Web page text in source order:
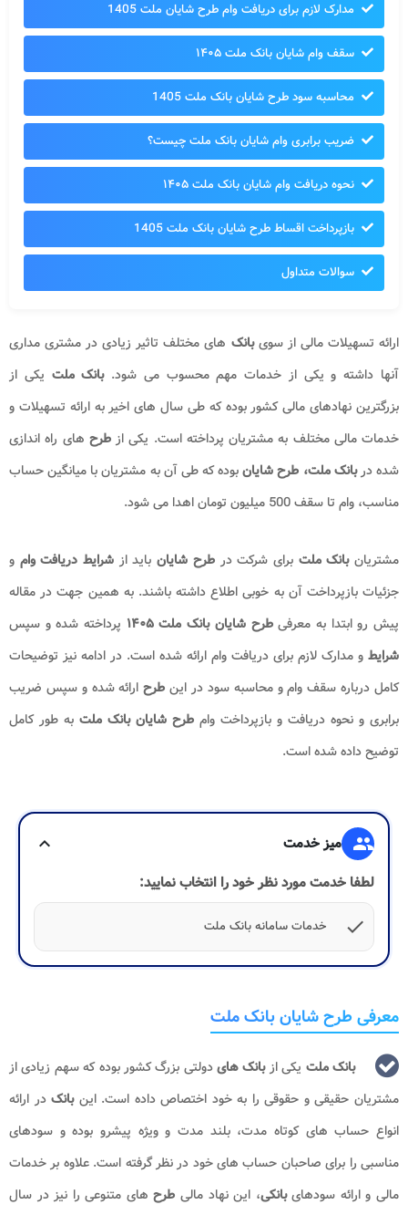
مدارک لازم برای دریافت وام طرح شایان ملت 1405
سقف وام شایان بانک ملت ۱۴۰۵
محاسبه سود طرح شایان بانک ملت 1405
ضریب برابری وام شایان بانک ملت چیست؟
نحوه دریافت وام شایان بانک ملت ۱۴۰۵
بازپرداخت اقساط طرح شایان بانک ملت 1405
سوالات متداول
ارائه تسهیلات مالی از سویبانک های مختلف تاثیر زیادی در مشتری مداری
آنها داشته و یکی از خدمات مهم محسوب می شود.بانک ملت یکی از
بزرگترین نهادهای مالی کشور بوده که طی سال های اخیر به ارائه تسهیلات و
خدمات مالی مختلف به مشتریان پرداخته است. یکی ازطرح های راه اندازی
شده دربانک ملت، طرح شایانبوده که طی آن به مشتریان با میانگین حساب
مناسب، وام تا سقف 500 میلیون تومان اهدا می شود.
مشتریانبانک ملت برای شرکت درطرح شایانباید از شرایط دریافت وام و
جزئیات بازپرداخت آن به خوبی اطلاع داشته باشند. به همین جهت در مقاله
پیش رو ابتدا به معرفیطرح شایان بانک ملت ۱۴۰۵
پرداخته شده و سپس
شرایط و مدارک لازم برای دریافت وام ارائه شده است. در ادامه نیز توضیحات
کامل درباره سقف وام و محاسبه سود در این طرح ارائه شده و سپس ضریب
برابری و نحوه دریافت و بازپرداخت وام طرح شایان بانک ملت به طور کامل
توضیح داده شده است.
group میز خدمت
expand_more
لطفا خدمت مورد نظر خود را انتخاب نمایید:
check
خدمات سامانه بانک ملت
معرفی طرح شایان بانک ملت
بانک ملت یکی ازبانک هایدولتی بزرگ کشور بوده که سهم زیادی از
مشتریان حقیقی و حقوقی را به خود اختصاص داده است. اینبانکدر ارائه
انواع حساب های کوتاه مدت، بلند مدت و ویژه پیشرو بوده و سودهای
مناسبی را برای صاحبان حساب های خود در نظر گرفته است. علاوه بر خدمات
مالی و ارائه سودهایبانکی، این نهاد مالی طرح های متنوعی را نیز در سال